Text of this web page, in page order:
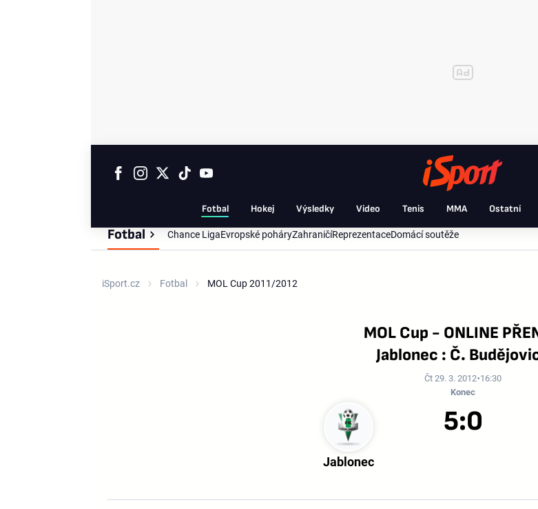
Fotbal Hokej Výsledky Video Tenis MMA Ostatní
Fotbal Chance LigaEvropské poháryZahraničíReprezentaceDomácí soutěže
iSport.cz Fotbal MOL Cup 2011/2012
MOL Cup - ONLINE
Jablonec : Č.
Čt 29. 3. 2012 16:30
Konec
Jablonec
5:0